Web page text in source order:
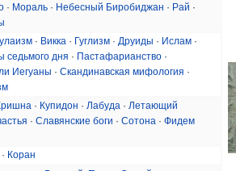
· Мораль · Небесный Биробиджан · Рай ·
· Викка · Гуглизм · Друиды · Ислам ·
седьмого дня · Пастафарианство ·
Иегуаны · Скандинавская мифология ·
· Купидон · Лабуда · Летающий
· Славянские боги · Сотона · Фидем
· Коран